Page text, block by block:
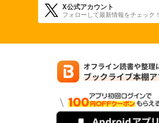
X公式アカウント
フォローして最新情報をチェック！